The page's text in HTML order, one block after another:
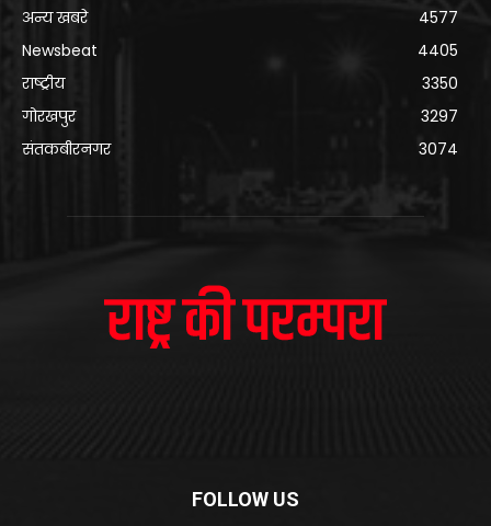
अन्य खबरे
4577
Newsbeat
4405
राष्ट्रीय
3350
गोरखपुर
3297
संतकबीरनगर
3074
FOLLOW US